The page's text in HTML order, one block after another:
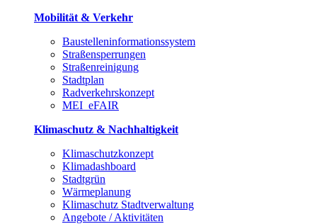
Mobilität & Verkehr
Baustelleninformationssystem
Straßensperrungen
Straßenreinigung
Stadtplan
Radverkehrskonzept
MEI_eFAIR
Klimaschutz & Nachhaltigkeit
Klimaschutzkonzept
Klimadashboard
Stadtgrün
Wärmeplanung
Klimaschutz Stadtverwaltung
Angebote / Aktivitäten